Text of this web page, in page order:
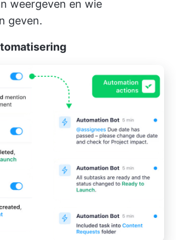
weergeven en wie
geven.